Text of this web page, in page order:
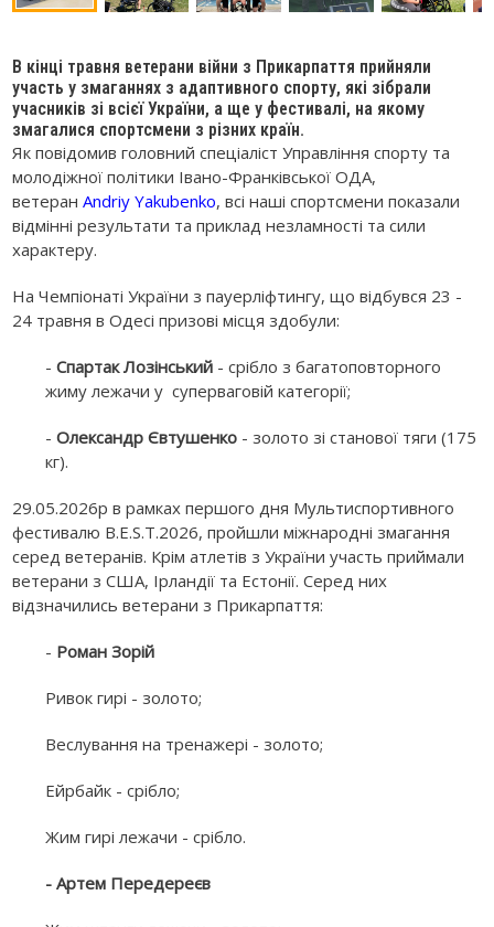
В кінці травня ветерани війни з Прикарпаття прийняли
участь у змаганнях з адаптивного спорту, які зібрали
учасників зі всієї України, а ще у фестивалі, на якому
змагалися спортсмени з різних країн.
Як повідомив головний спеціаліст Управління спорту та
молодіжної політики Івано-Франківської ОДА,
ветеранAndriy Yakubenko,всі наші спортсмени показали
відмінні результати та приклад незламності та сили
характеру.
На Чемпіонаті України з пауерліфтингу, що відбувся 23 -
24 травня в Одесі призові місця здобули:
-Спартак Лозінський - срібло з багатоповторного
жиму лежачи у суперваговій категорії;
-Олександр Євтушенко - золото зі станової тяги (175
кг).
29.05.2026р в рамках першого дня Мультиспортивного
фестивалю B.E.S.T.2026, пройшли міжнародні змагання
серед ветеранів. Крім атлетів з України участь приймали
ветерани з США, Ірландії та Естонії. Серед них
відзначились ветерани з Прикарпаття:
- Роман Зорій
Ривок гирі - золото;
Веслування на тренажері - золото;
Ейрбайк - срібло;
Жим гирі лежачи - срібло.
- Артем Передереєв